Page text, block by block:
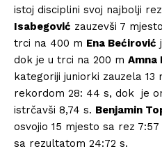
istoj disciplini svoj najbolji
Isabegović zauzevši 7
trci na 400 m Ena Bećirović
dok je u trci na 200 m Amna
kategoriji juniorki zauzela
rekordom 28: 44 s, dok je
istrčavši 8,74 s. Benjamin
osvojio 15 mjesto sa rez
sa rezultatom 24:72 s.